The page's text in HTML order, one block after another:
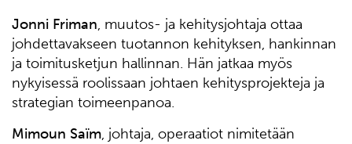
Jonni Friman, muutos- ja kehitysjohtaja ottaa
johdettavakseen tuotannon kehityksen, hankinnan
ja toimitusketjun hallinnan. Hän jatkaa myös
nykyisessä roolissaan johtaen kehitysprojekteja ja
strategian toimeenpanoa.
Mimoun Saïm, johtaja, operaatiot nimitetään